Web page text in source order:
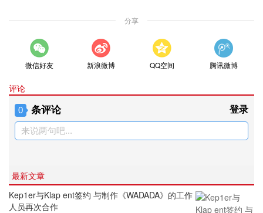
分享
微信好友 新浪微博 QQ空间 腾讯微博
评论
0 条评论 登录
来说两句吧...
最新文章
Kep1er与Klap ent签约 与制作《WADADA》的工作
人员再次合作